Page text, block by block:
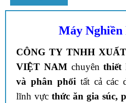
Máy Nghiền
CÔNG TY TNHH
VIỆT NAMchuyênthiết
và phân phối tất cả các
lĩnh vực thức ăn gia súc,